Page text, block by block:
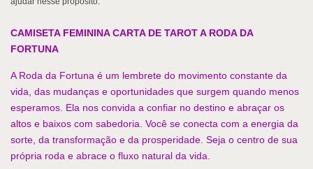
CAMISETA FEMININA CARTA DE TAROT A RODA DA
FORTUNA
A Roda da Fortuna é um lembrete do movimento constante da
vida, das mudanças e oportunidades que surgem quando menos
esperamos. Ela nos convida a confiar no destino e abraçar os
altos e baixos com sabedoria. Você se conecta com a energia da
sorte, da transformação e da prosperidade. Seja o centro de sua
própria roda e abrace o fluxo natural da vida.